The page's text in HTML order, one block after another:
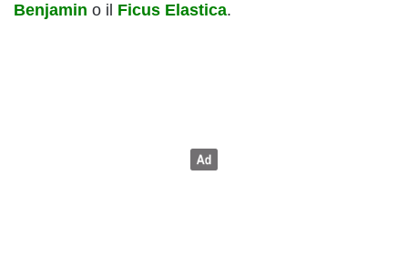
Benjamin o il Ficus Elastica.